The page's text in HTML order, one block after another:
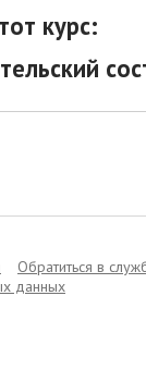
курс:
Обратиться в
данных